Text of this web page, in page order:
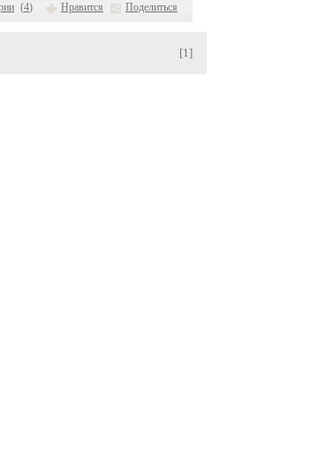
(4) Нравится Поделиться
[1]